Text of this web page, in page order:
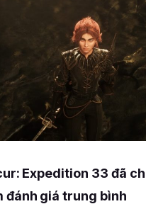
Expedition 33 đã
đánh giá trung bình